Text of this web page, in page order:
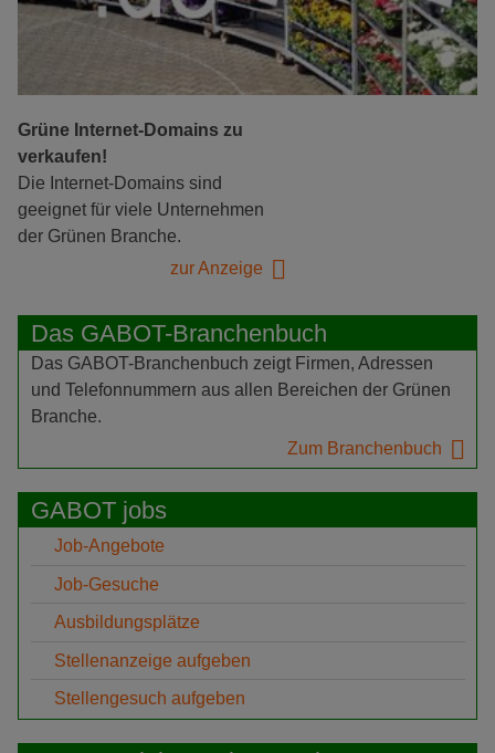
Grüne Internet-Domains zu
verkaufen!
Die Internet-Domains sind
geeignet für viele Unternehmen
der Grünen Branche.
zur Anzeige
Das GABOT-Branchenbuch
Das GABOT-Branchenbuch zeigt Firmen, Adressen
und Telefonnummern aus allen Bereichen der Grünen
Branche.
Zum Branchenbuch
GABOT jobs
Job-Angebote
Job-Gesuche
Ausbildungsplätze
Stellenanzeige aufgeben
Stellengesuch aufgeben